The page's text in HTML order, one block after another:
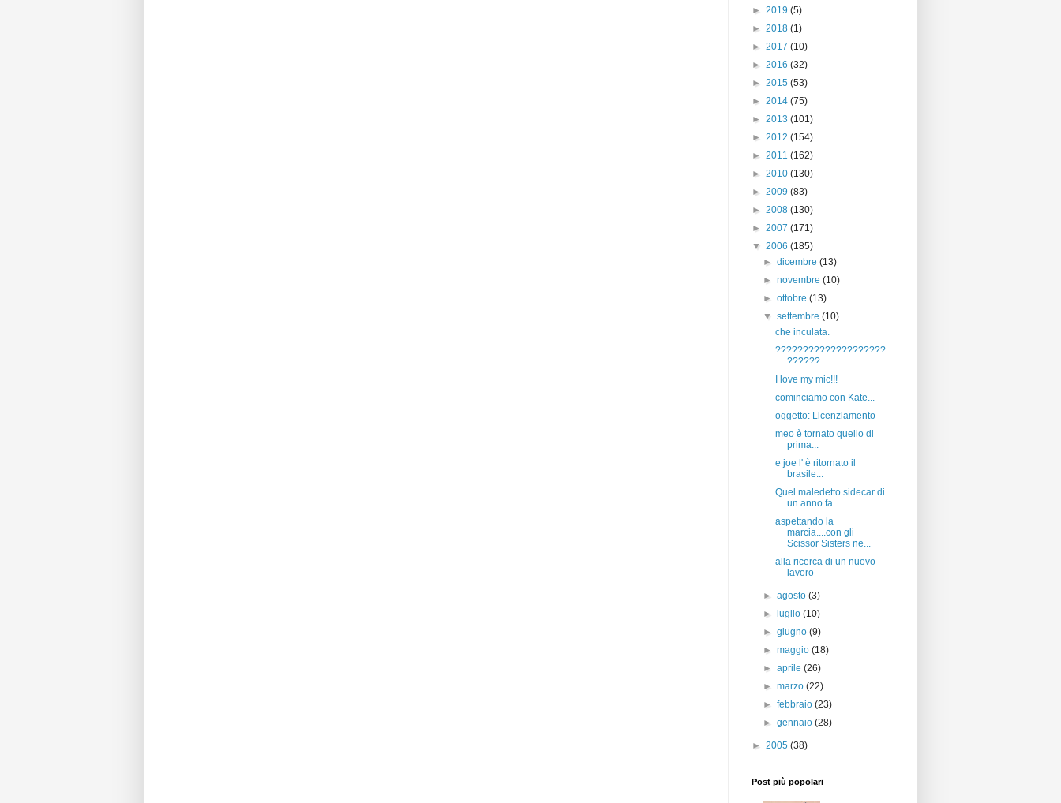
► 2019 (5)
► 2018 (1)
► 2017 (10)
► 2016 (32)
► 2015 (53)
► 2014 (75)
► 2013 (101)
► 2012 (154)
► 2011 (162)
► 2010 (130)
► 2009 (83)
► 2008 (130)
► 2007 (171)
▼ 2006 (185)
►dicembre(13)
►novembre(10)
►ottobre(13)
▼settembre(10)
che inculata.
????????????????????
??????
I love my mic!!!
cominciamo con Kate...
oggetto: Licenziamento
meo è tornato quello di
prima...
e joe l' è ritornato il
brasile...
Quel maledetto sidecar di
un anno fa...
aspettando la
marcia....con gli
Scissor Sisters ne...
alla ricerca di un nuovo
lavoro
►agosto(3)
►
luglio(10)
►giugno(9)
►maggio(18)
►aprile(26)
►marzo(22)
►febbraio(23)
►gennaio(28)
► 2005 (38)
Post più popolari